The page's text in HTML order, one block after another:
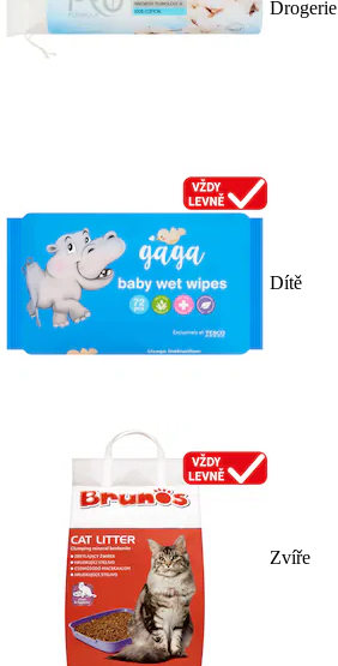
Drogerie
Dítě
Zvíře